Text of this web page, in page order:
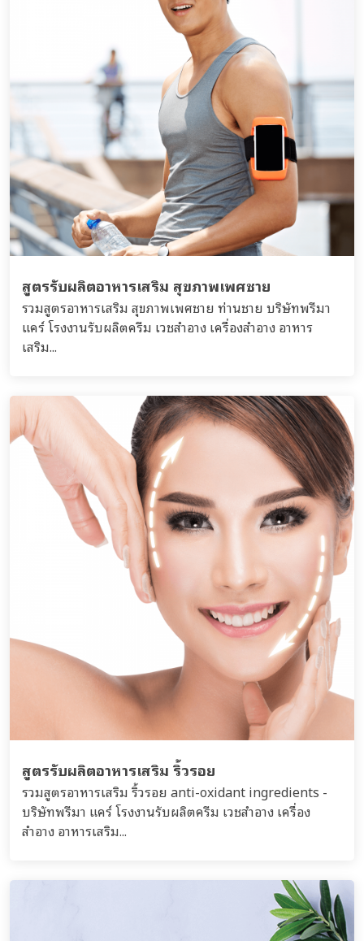
สูตรรับผลิตอาหารเสริม สุขภาพเพศชาย
รวมสูตรอาหารเสริม สุขภาพเพศชาย ท่านชาย บริษัทพรีมา
แคร์ โรงงานรับผลิตครีม เวชสำอาง เครื่องสำอาง อาหาร
เสริม...
สูตรรับผลิตอาหารเสริม ริ้วรอย
รวมสูตรอาหารเสริม ริ้วรอย anti-oxidant ingredients -
บริษัทพรีมา แคร์ โรงงานรับผลิตครีม เวชสำอาง เครื่อง
สำอาง อาหารเสริม...